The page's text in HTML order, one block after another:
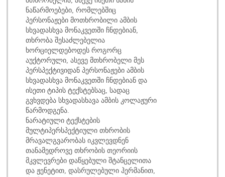
ნაწარმოებები, რომლებშიც
პერსონაჟები მოთხრობილი ამბის
სხვადასხვა მონაკვეთში ჩნდებიან,
თხრობა შესაძლებელია
ხორციელდებოდეს როგორც
აუქტორული, ასევე მთხრობელი მეს
პერსპექტივიდან პერსონაჟები ამბის
სხვადასხვა მონაკვეთში ჩნდებიან და
ისეთი ტიპის ტექსტებსაც, სადაც
გვხვდება სხვადასხავა ამბის კოლაჟური
წარმოდგენა.
ნარატიული ტექსტების
მულტიპერსპექტიული თხრობის
მრავალგვარობას იკვლევდნენ
თანამედროვე თხრობის თეორიის
მკვლევრები დაწყებული შტანცელითა
და ჟენეტით, დასრულებული ჰერმანით,